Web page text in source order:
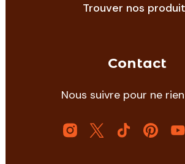
Trouver nos
Contact
Nous suivre pour ne